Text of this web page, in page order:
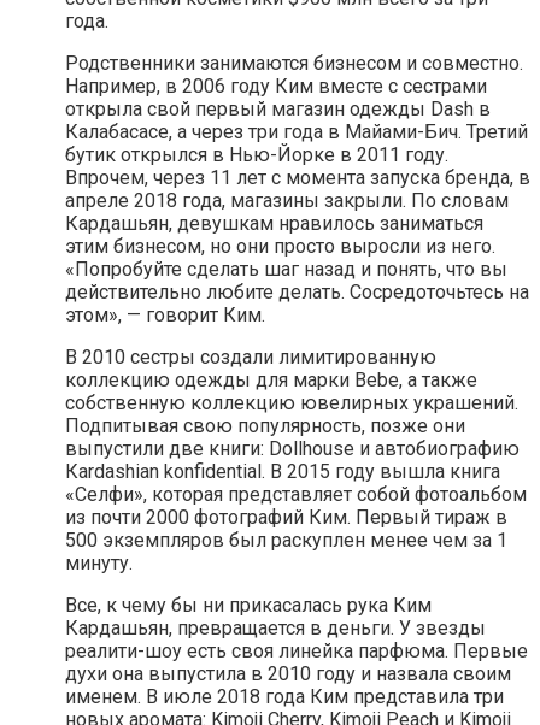
года.
Родственники занимаются бизнесом и совместно.
Например, в 2006 году Ким вместе с сестрами
открыла свой первый магазин одежды Dash в
Калабасасе, а через три года в Майами-Бич. Третий
бутик открылся в Нью-Йорке в 2011 году.
Впрочем, через 11 лет с момента запуска бренда, в
апреле 2018 года, магазины закрыли. По словам
Кардашьян, девушкам нравилось заниматься
этим бизнесом, но они просто выросли из него.
«Попробуйте сделать шаг назад и понять, что вы
действительно любите делать. Сосредоточьтесь на
этом», — говорит Ким.
В 2010 сестры создали лимитированную
коллекцию одежды для марки Bebe, а также
собственную коллекцию ювелирных украшений.
Подпитывая свою популярность, позже они
выпустили две книги: Dollhouse и автобиографию
Кardashian konfidential. В 2015 году вышла книга
«Селфи», которая представляет собой фотоальбом
из почти 2000 фотографий Ким. Первый тираж в
500 экземпляров был раскуплен менее чем за 1
минуту.
Все, к чему бы ни прикасалась рука Ким
Кардашьян, превращается в деньги. У звезды
реалити-шоу есть своя линейка парфюма. Первые
духи она выпустила в 2010 году и назвала своим
именем. В июле 2018 года Ким представила три
новых аромата: Kimoji Cherry, Kimoji Peach и Kimoji